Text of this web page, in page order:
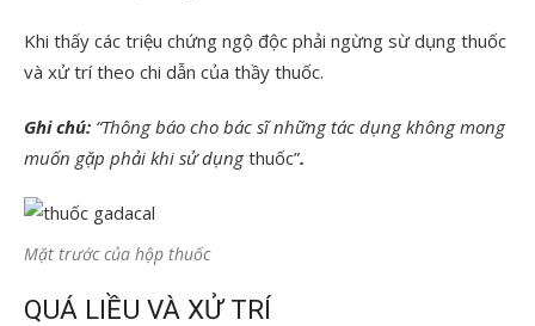
Khi thấy các triệu chứng ngộ độc phải ngừng sừ dụng thuốc
và xử trí theo chi dẫn của thầy thuốc.
Ghi chú: “Thông báo cho bác sĩ những tác dụng không mong
muốn gặp phải khi sử dụngthuốc”.
Mặt trước của hộp thuốc
QUÁ LIỀU VÀ XỬ TRÍ